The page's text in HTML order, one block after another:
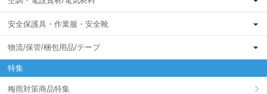
安全保護具・作業服・安全靴
物流/保管/梱包用品/テープ
特集
梅雨対策商品特集